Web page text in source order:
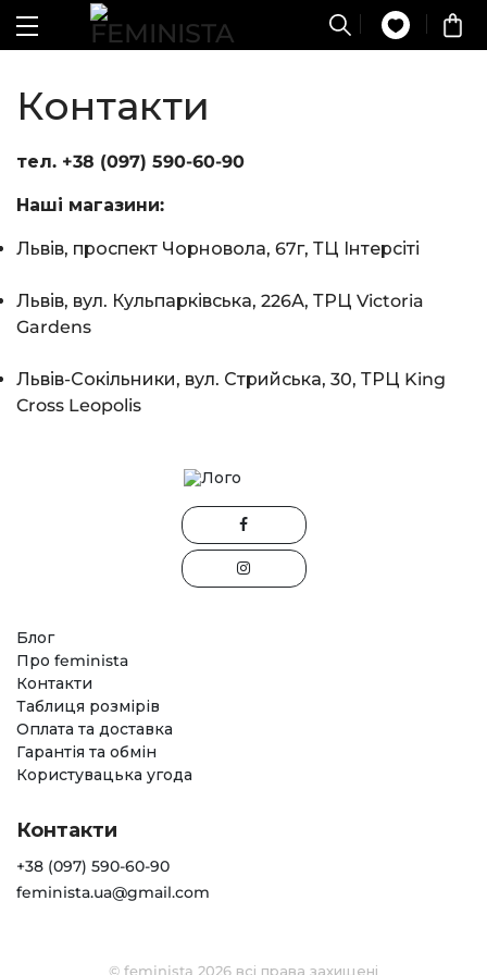
Контакти
тел. +38 (097) 590-60-90
Наші магазини:
Львів, проспект Чорновола, 67г, ТЦ Інтерсіті
Львів, вул. Кульпарківська, 226А, ТРЦ Victoria
Gardens
Львів-Сокільники, вул. Стрийська, 30, ТРЦ King
Cross Leopolis
Блог
Про feminista
Контакти
Таблиця розмірів
Оплата та доставка
Гарантія та обмін
Користувацька угода
Контакти
+38 (097) 590-60-90
feminista.ua@gmail.com
© feminista 2026 всі права захищені